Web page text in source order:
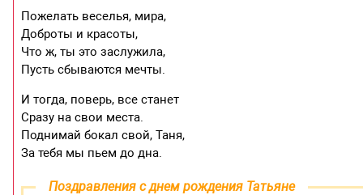
Пожелать веселья, мира,
Доброты и красоты,
Что ж, ты это заслужила,
Пусть сбываются мечты.
И тогда, поверь, все станет
Сразу на свои места.
Поднимай бокал свой, Таня,
За тебя мы пьем до дна.
Поздравления с днем рождения Татьяне